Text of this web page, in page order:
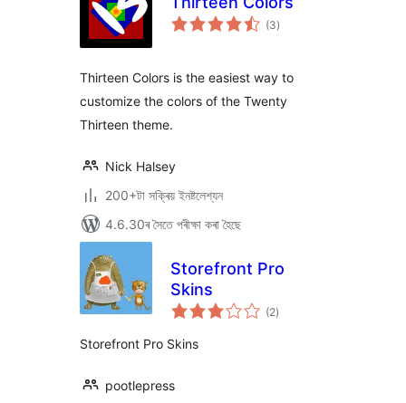
(3টা
মুঠ)
Thirteen Colors is the easiest way to
customize the colors of the Twenty
Thirteen theme.
Nick Halsey
200+টা সক্ৰিয় ইনষ্টলেশ্যন
4.6.30ৰ সৈতে পৰীক্ষা কৰা হৈছে
Storefront Pro
Skins
(2টা
মুঠ)
Storefront Pro Skins
pootlepress